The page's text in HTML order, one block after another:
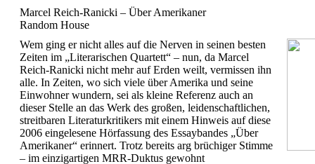
Marcel Reich-Ranicki – Über Amerikaner
Random House
Wem ging er nicht alles auf die Nerven in seinen besten
Zeiten im „Literarischen Quartett“ – nun, da Marcel
Reich-Ranicki nicht mehr auf Erden weilt, vermissen ihn
alle. In Zeiten, wo sich viele über Amerika und seine
Einwohner wundern, sei als kleine Referenz auch an
dieser Stelle an das Werk des großen, leidenschaftlichen,
streitbaren Literaturkritikers mit einem Hinweis auf diese
2006 eingelesene Hörfassung des Essaybandes „Über
Amerikaner“ erinnert. Trotz bereits arg brüchiger Stimme
– im einzigartigen MRR-Duktus gewohnt